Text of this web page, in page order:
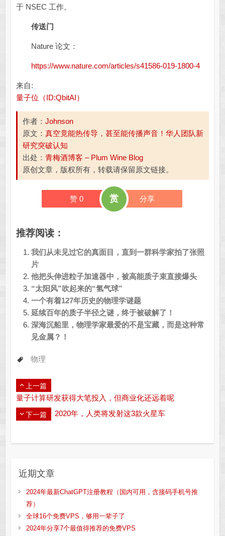
于 NSEC 工作。
传送门
Nature 论文：
https://www.nature.com/articles/s41586-019-1800-4
来自:
量子位（ID:QbitAI）
作者： Johnson
原文： 真空竟能热传导，甚至能传播声音！华人团队新
研究突破认知
出处： 青梅酒博客 – Plum Wine Blog
原创文章，版权所有，转载请保留原文链接。
赞 0 赏 分享
推荐阅读：
我们从未见过它的真面目，直到一群科学家拍了张照
片
他把头伸进粒子加速器中，被高能质子束直接爆头
“太阳风”吹起来的“氢气球”
一个有着127年历史的物理学谜题
延续百年的质子半径之谜，终于被破解了！
深海沉船里，物理学家最爱的不是宝藏，而是这种常
见金属？！
物理
上一篇
量子计算研发获得大笔投入，但商业化还远着呢
下一篇 ​2020年，人类将发射这3款火星车
近期文章
2024年最新ChatGPT注册教程（国内可用，含接码手机号推
荐）
全球16个免费VPS，够用一辈子了
2024年分享7个最值得推荐的免费VPS